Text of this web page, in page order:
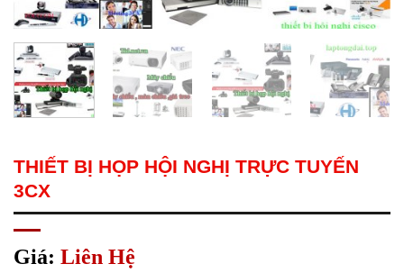
THIẾT BỊ HỌP HỘI NGHỊ TRỰC TUYẾN
3CX
Giá: Liên Hệ